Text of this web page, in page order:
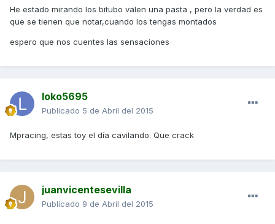
He estado mirando los bitubo valen una pasta , pero la verdad es
que se tienen que notar,cuando los tengas montados
espero que nos cuentes las sensaciones
loko5695
Publicado 5 de Abril del 2015
Mpracing, estas toy el día cavilando. Que crack
juanvicentesevilla
Publicado 9 de Abril del 2015